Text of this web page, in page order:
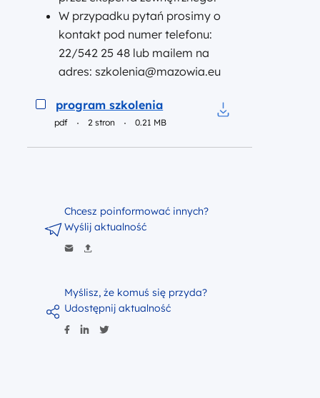
W przypadku pytań prosimy o
kontakt pod numer telefonu:
22/542 25 48 lub mailem na
adres: szkolenia@mazowia.eu
Podgląd
program szkolenia
pdf 2 stron 0.21 MB
Myślisz, że komuś się przyda?
Udostępnij aktualność
Chcesz poinformować innych?
Wyślij aktualność